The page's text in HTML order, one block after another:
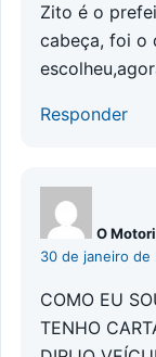
Zito é o
cabeça, foi o
Responder
O
30 de janeiro de
COMO EU
TENHO